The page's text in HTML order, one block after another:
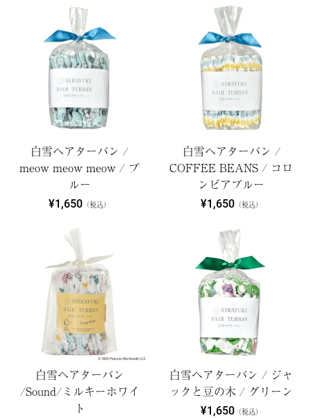
白雪ヘアターバン /
meow meow meow / ブ
ルー
¥1,650 （税込）
白雪ヘアターバン /
COFFEE BEANS / コロ
ンビアブルー
¥1,650（税込）
白雪ヘアターバン
/Sound/ミルキーホワイ
ト
白雪ヘアターバン / ジャ
ックと豆の木 / グリーン
¥1,650（税込）